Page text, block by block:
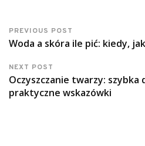
PREVIOUS POST
Woda a skóra ile pić: kiedy,
NEXT POST
Oczyszczanie twarzy: szybka
praktyczne wskazówki